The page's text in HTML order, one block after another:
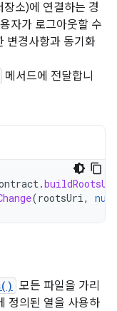
소)에 연결하는 경
자가 로그아웃할 수
변경사항과 동기화
메서드에 전달합니
.
(rootsUri, null
모든 파일을 가리
정의된 열을 사용하